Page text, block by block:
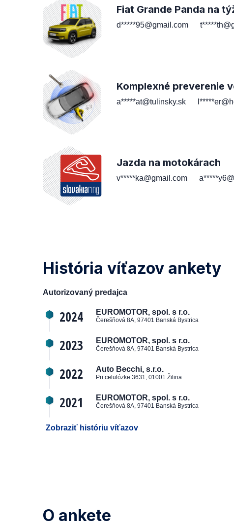
Fiat Grande Panda na
d*****95@gmail.com
Komplexné preverenie
a*****at@tulinsky.sk
Jazda na motokárach
v*****ka@gmail.com
História víťazov ankety
Autorizovaný predajca
2024 EUROMOTOR, spol. s r.o.
Čerešňová 8A, 97401 Banská Bystrica
2023 EUROMOTOR, spol. s r.o.
Čerešňová 8A, 97401 Banská Bystrica
2022 Auto Becchi, s.r.o.
Pri celulózke 3631, 01001 Žilina
2021 EUROMOTOR, spol. s r.o.
Čerešňová 8A, 97401 Banská Bystrica
Zobraziť históriu víťazov
O ankete